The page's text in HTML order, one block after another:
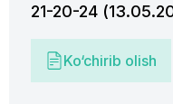
21-20-24
Ko‘chirib olish